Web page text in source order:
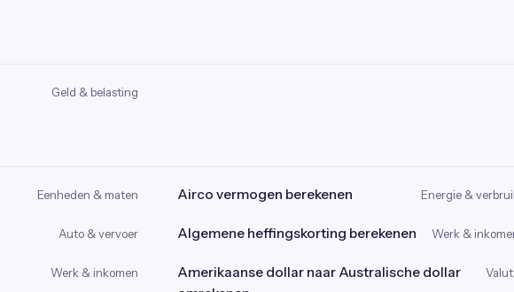
Geld & belasting
Eenheden & maten Airco vermogen berekenen Energie &
Auto & vervoer Algemene heffingskorting berekenen Werk &
Werk & inkomen
Amerikaanse dollar naar Australische dollar